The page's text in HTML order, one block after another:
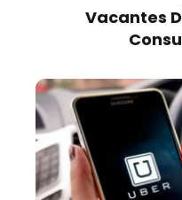
Vacantes